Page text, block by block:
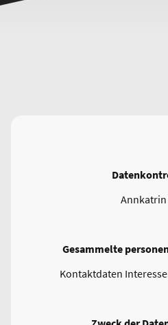
Annkatrin
Gesammelte
Kontaktdaten